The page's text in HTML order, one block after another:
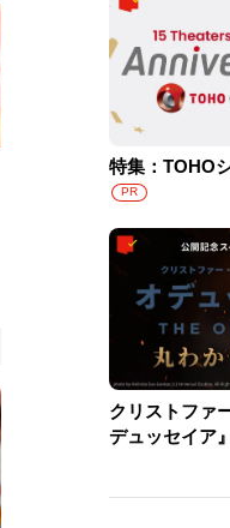
特集：TOHO
PR
クリストファ
デュッセイア